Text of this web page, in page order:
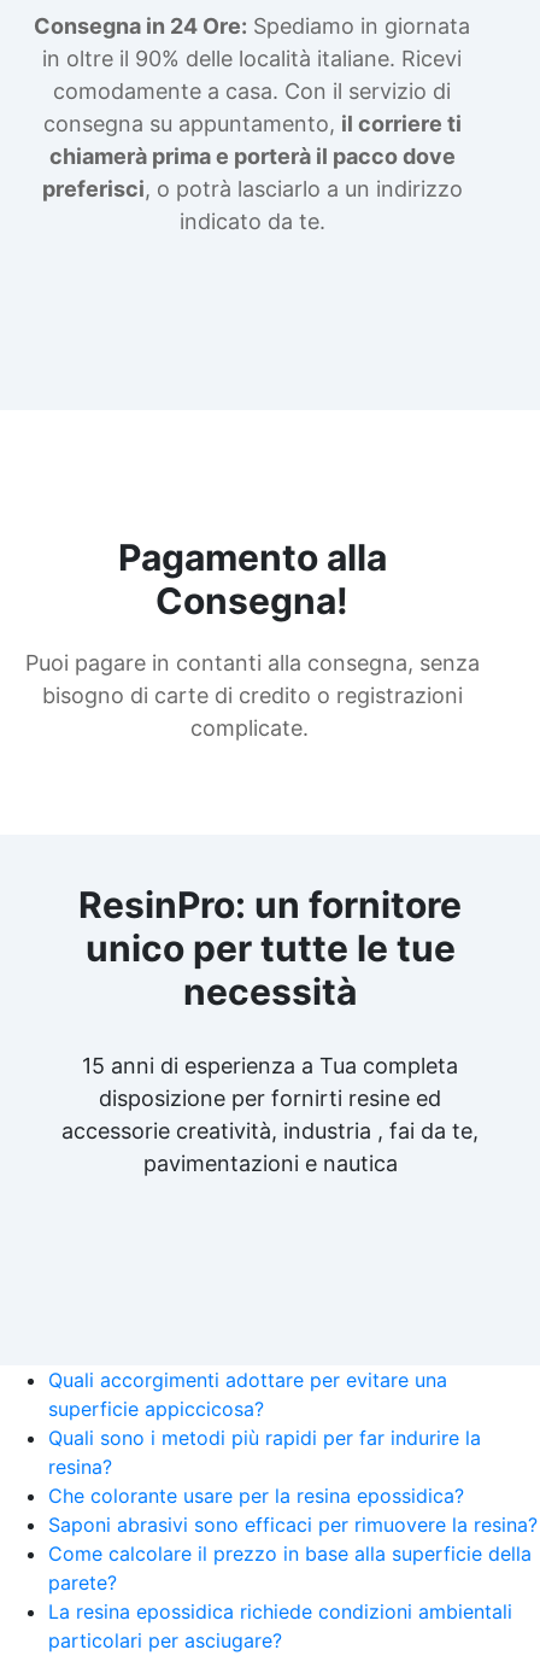
Consegna in 24 Ore: Spediamo in giornata
in oltre il 90% delle località italiane. Ricevi
comodamente a casa. Con il servizio di
consegna su appuntamento, il corriere ti
chiamerà prima e porterà il pacco dove
preferisci, o potrà lasciarlo a un indirizzo
indicato da te.
Pagamento alla
Consegna!
Puoi pagare in contanti alla consegna, senza
bisogno di carte di credito o registrazioni
complicate.
ResinPro: un fornitore
unico per tutte le tue
necessità
15 anni di esperienza a Tua completa
disposizione per fornirti resine ed
accessorie creatività, industria , fai da te,
pavimentazioni e nautica
Quali accorgimenti adottare per evitare una
superficie appiccicosa?
Quali sono i metodi più rapidi per far indurire la
resina?
Che colorante usare per la resina epossidica?
Saponi abrasivi sono efficaci per rimuovere la resina?
Come calcolare il prezzo in base alla superficie della
parete?
La resina epossidica richiede condizioni ambientali
particolari per asciugare?